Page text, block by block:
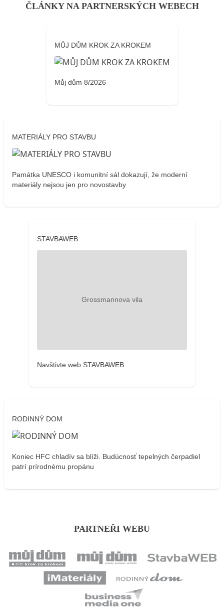
ČLÁNKY NA PARTNERSKÝCH WEBECH
MŮJ DŮM KROK ZA KROKEM
Můj dům 8/2026
MATERIÁLY PRO STAVBU
Památka UNESCO i komunitní sál dokazují, že moderní
materiály nejsou jen pro novostavby
STAVBAWEB
Navštivte web STAVBAWEB
RODINNÝ DOM
Koniec HFC chladív sa blíži. Budúcnosť tepelných čerpadiel
patrí prírodnému propánu
PARTNEŘI WEBU